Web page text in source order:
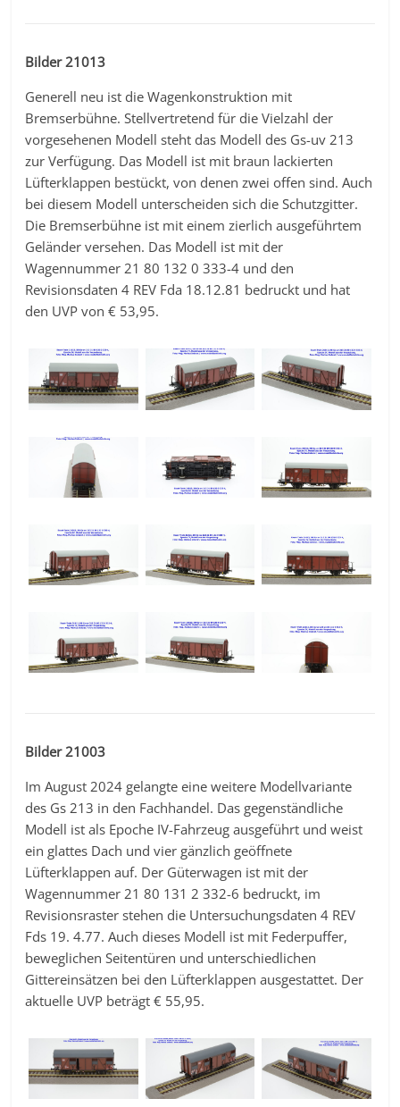
Bilder 21013
Generell neu ist die Wagenkonstruktion mit
Bremserbühne. Stellvertretend für die Vielzahl der
vorgesehenen Modell steht das Modell des Gs-uv 213
zur Verfügung. Das Modell ist mit braun lackierten
Lüfterklappen bestückt, von denen zwei offen sind. Auch
bei diesem Modell unterscheiden sich die Schutzgitter.
Die Bremserbühne ist mit einem zierlich ausgeführtem
Geländer versehen. Das Modell ist mit der
Wagennummer 21 80 132 0 333-4 und den
Revisionsdaten 4 REV Fda 18.12.81 bedruckt und hat
den UVP von € 53,95.
Bilder 21003
Im August 2024 gelangte eine weitere Modellvariante
des Gs 213 in den Fachhandel. Das gegenständliche
Modell ist als Epoche IV-Fahrzeug ausgeführt und weist
ein glattes Dach und vier gänzlich geöffnete
Lüfterklappen auf. Der Güterwagen ist mit der
Wagennummer 21 80 131 2 332-6 bedruckt, im
Revisionsraster stehen die Untersuchungsdaten 4 REV
Fds 19. 4.77. Auch dieses Modell ist mit Federpuffer,
beweglichen Seitentüren und unterschiedlichen
Gittereinsätzen bei den Lüfterklappen ausgestattet. Der
aktuelle UVP beträgt € 55,95.